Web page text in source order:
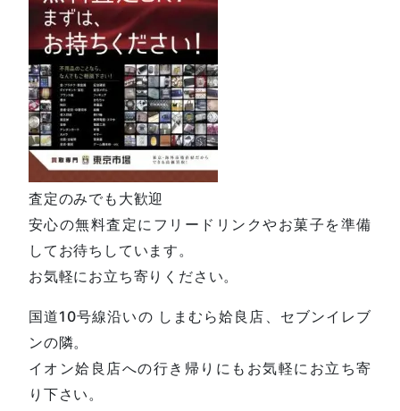
査定のみでも大歓迎
安心の無料査定にフリードリンクやお菓子を準備
してお待ちしています。
お気軽にお立ち寄りください。
国道10号線沿いの しまむら姶良店、セブンイレブ
ンの隣。
イオン姶良店への行き帰りにもお気軽にお立ち寄
り下さい。